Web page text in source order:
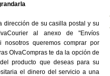
dirección de su casilla postal y su
al anexo de "Envíos
nosotros queremos comprar por
OlvaCompras te da la opción de
producto que deseas para su
el dinero del servicio a una